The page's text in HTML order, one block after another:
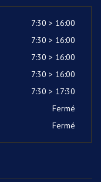
7:30 > 16:00
7:30 > 16:00
7:30 > 16:00
7:30 > 16:00
7:30 > 17:30
Fermé
Fermé